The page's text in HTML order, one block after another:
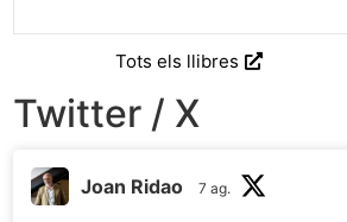
Tots els llibres
Twitter / X
Joan Ridao 7 ag.